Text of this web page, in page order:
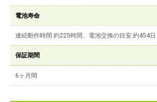
電池寿命
連続動作時間 約225時間、電池交換の目安 約454日
保証期間
6ヶ月間